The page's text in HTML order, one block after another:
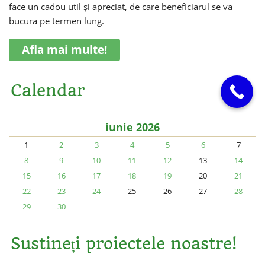
face un cadou util și apreciat, de care beneficiarul se va
bucura pe termen lung.
Afla mai multe!
Calendar
iunie 2026
1 2 3 4 5 6
7
8
9 10 11 12 13
14
15
16 17 18 19 20
21
22
23 24 25 26 27
28
29
30
Sustineți proiectele noastre!